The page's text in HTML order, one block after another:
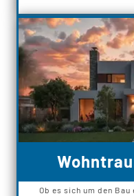
Ob es sich um den Bau